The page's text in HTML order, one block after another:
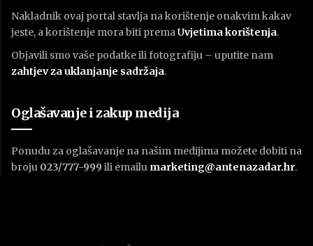
Nakladnik ovaj portal stavlja na korištenje onakvim kakav
jeste, a korištenje mora biti premaUvjetima korištenja.
Objavili smo vaše podatke ili fotografiju – uputite nam
zahtjev za uklanjanje sadržaja.
Oglašavanje i zakup medija
Ponudu za oglašavanje na našim medijima možete dobiti na
broju 023/777-999 ili emailu marketing@antenazadar.hr.